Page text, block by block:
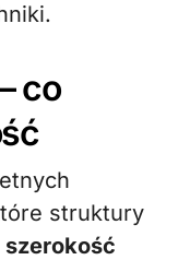
co
struktury
szerokość